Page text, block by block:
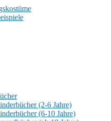
(2-6 Jahre)
(6-10 Jahre)